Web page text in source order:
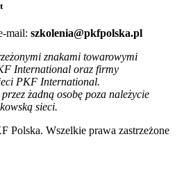
mail: szkolenia@pkfpolska.pl
znakami towarowymi
International oraz firmy
PKF International.
żadną osobę poza należycie
sieci.
Polska. Wszelkie prawa zastrzeżone